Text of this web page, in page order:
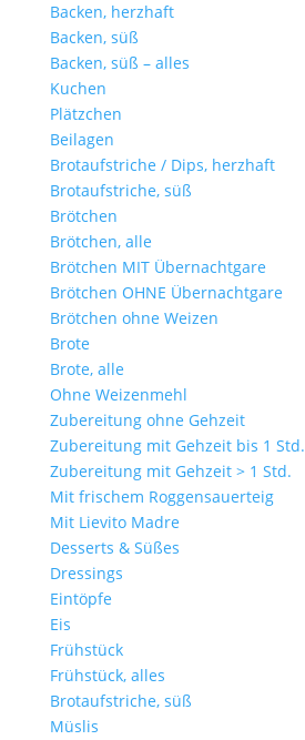
Backen, herzhaft
Backen, süß
Backen, süß – alles
Kuchen
Plätzchen
Beilagen
Brotaufstriche / Dips, herzhaft
Brotaufstriche, süß
Brötchen
Brötchen, alle
Brötchen MIT Übernachtgare
Brötchen OHNE Übernachtgare
Brötchen ohne Weizen
Brote
Brote, alle
Ohne Weizenmehl
Zubereitung ohne Gehzeit
Zubereitung mit Gehzeit bis 1 Std.
Zubereitung mit Gehzeit > 1 Std.
Mit frischem Roggensauerteig
Mit Lievito Madre
Desserts & Süßes
Dressings
Eintöpfe
Eis
Frühstück
Frühstück, alles
Brotaufstriche, süß
Müslis